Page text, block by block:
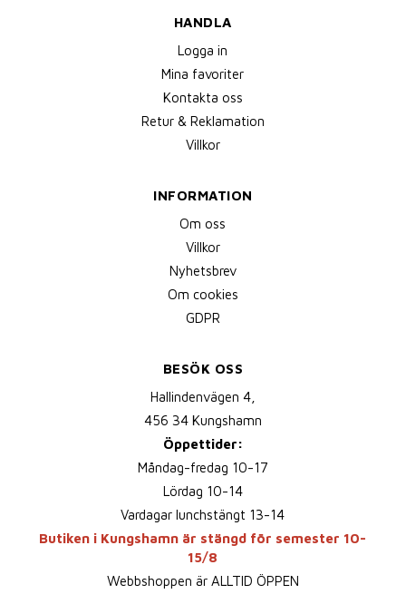
HANDLA
Logga in
Mina favoriter
Kontakta oss
Retur & Reklamation
Villkor
INFORMATION
Om oss
Villkor
Nyhetsbrev
Om cookies
GDPR
BESÖK OSS
Hallindenvägen 4,
456 34 Kungshamn
Öppettider:
Måndag-fredag 10-17
Lördag 10-14
Vardagar lunchstängt 13-14
Butiken i Kungshamn är stängd för semester 10-
15/8
Webbshoppen är ALLTID ÖPPEN